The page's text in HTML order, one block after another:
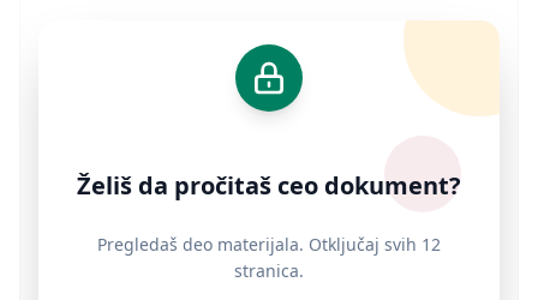
Želiš da pročitaš ceo dokument?
Pregledaš deo materijala. Otključaj svih 12
stranica.